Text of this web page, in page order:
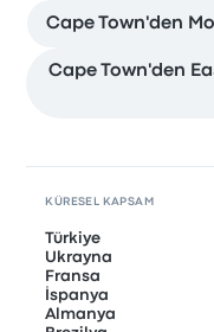
Cape Town'den
Cape Town'den
KÜRESEL KAPSAM
Türkiye
Ukrayna
Fransa
İspanya
Almanya